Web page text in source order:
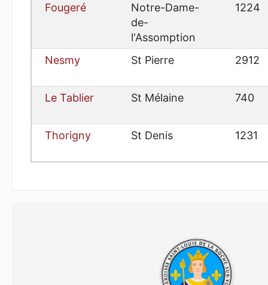
Fougeré
Notre-Dame-
de-
l'Assomption
1224
Nesmy St Pierre 2912
Le Tablier St Mélaine 740
Thorigny St Denis 1231